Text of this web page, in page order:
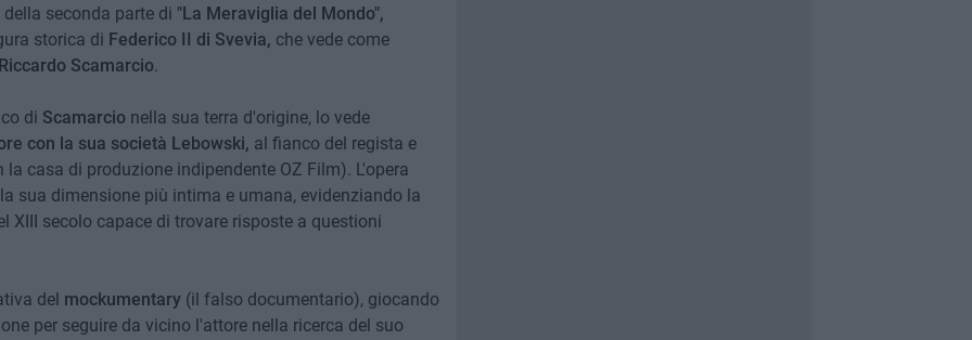
seconda parte di "La Meraviglia del Mondo",
storica di Federico II di Svevia, che vede come
Scamarcio.
di Scamarcio nella sua terra d'origine, lo vede
con la sua società Lebowski, al fianco del regista e
la casa di produzione indipendente OZ Film). L'opera
sua dimensione più intima e umana, evidenziando la
XIII secolo capace di trovare risposte a questioni
del mockumentary (il falso documentario), giocando
per seguire da vicino l'attore nella ricerca del suo